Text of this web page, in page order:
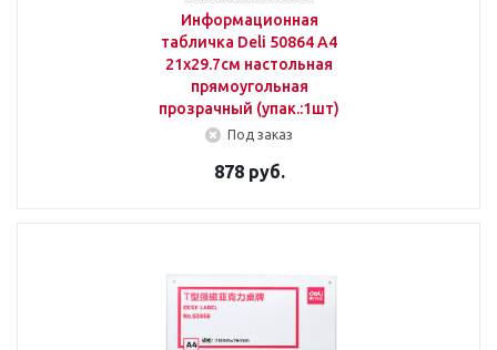
Информационная
табличка Deli 50864 A4
21х29.7см настольная
прямоугольная
прозрачный (упак.:1шт)
Под заказ
878 руб.